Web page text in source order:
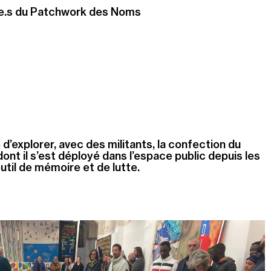
du Patchwork des Noms
avec des militants, la confection du
il s’est déployé dans l’espace public depuis les
de mémoire et de lutte.